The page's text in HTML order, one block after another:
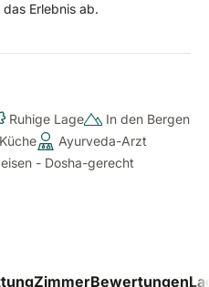
Erlebnis ab.
Ruhige Lage
In den Bergen
Ayurveda-Arzt
- Dosha-gerecht
ZimmerBewertungen